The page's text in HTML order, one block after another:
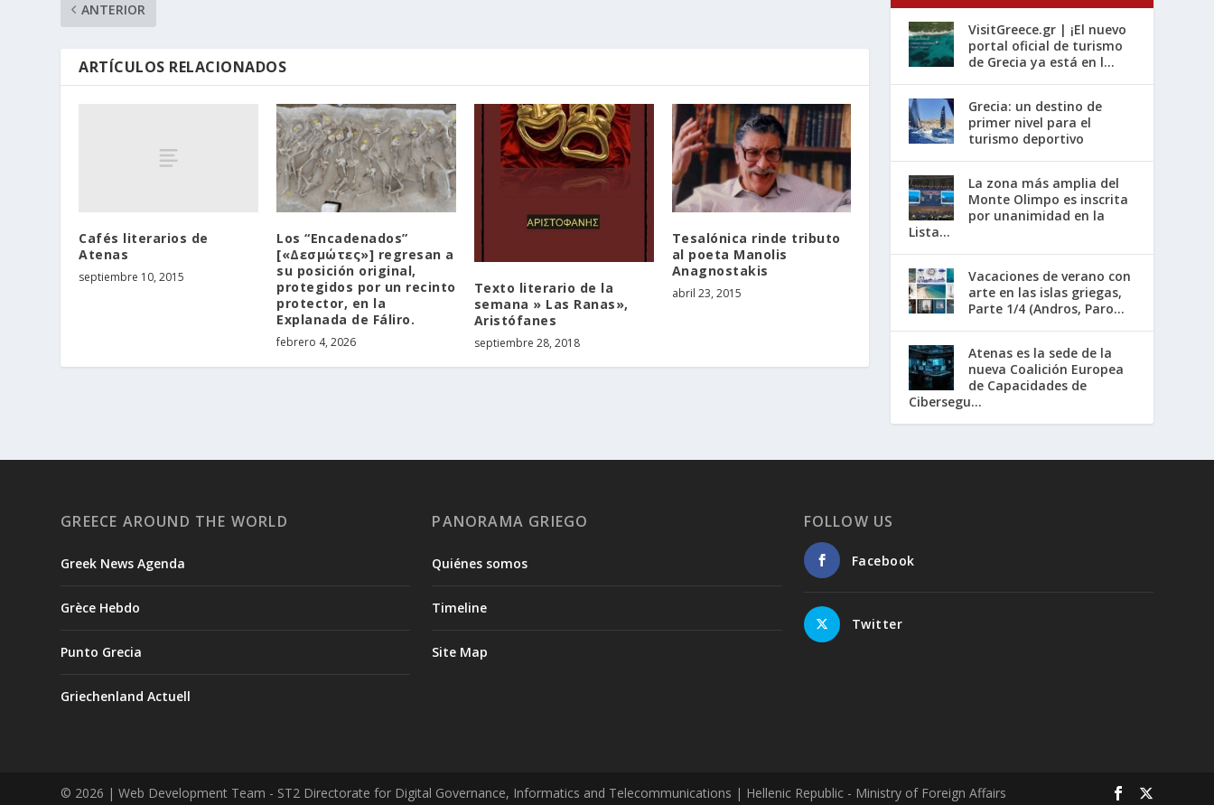
ANTERIOR
ARTÍCULOS RELACIONADOS
Cafés literarios de
Atenas
septiembre 10, 2015
Los “Encadenados”
[«Δεσμώτες»] regresan a
su posición original,
protegidos por un recinto
protector, en la
Explanada de Fáliro.
febrero 4, 2026
Texto literario de la
semana » Las Ranas»,
Aristófanes
septiembre 28, 2018
Tesalónica rinde tributo
al poeta Manolis
Anagnostakis
abril 23, 2015
VisitGreece.gr | ¡El nuevo
portal oficial de turismo
de Grecia ya está en l...
Grecia: un destino de
primer nivel para el
turismo deportivo
La zona más amplia del
Monte Olimpo es inscrita
por unanimidad en la
Lista...
Vacaciones de verano con
arte en las islas griegas,
Parte 1/4 (Andros, Paro...
Atenas es la sede de la
nueva Coalición Europea
de Capacidades de
Cibersegu...
GREECE AROUND THE WORLD
Greek News Agenda
Grèce Hebdo
Punto Grecia
Griechenland Actuell
PANORAMA GRIEGO
Quiénes somos
Timeline
Site Map
FOLLOW US
Facebook
Twitter
© 2026 | Web Development Team - ST2 Directorate for Digital Governance, Informatics and Telecommunications | Hellenic Republic - Ministry of Foreign Affairs